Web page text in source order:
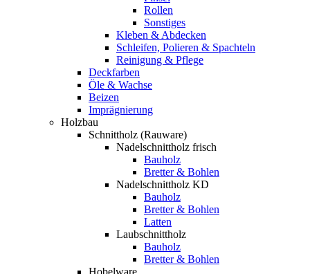
Rollen
Sonstiges
Kleben & Abdecken
Schleifen, Polieren & Spachteln
Reinigung & Pflege
Deckfarben
Öle & Wachse
Beizen
Imprägnierung
Holzbau
Schnittholz (Rauware)
Nadelschnittholz frisch
Bauholz
Bretter & Bohlen
Nadelschnittholz KD
Bauholz
Bretter & Bohlen
Latten
Laubschnittholz
Bauholz
Bretter & Bohlen